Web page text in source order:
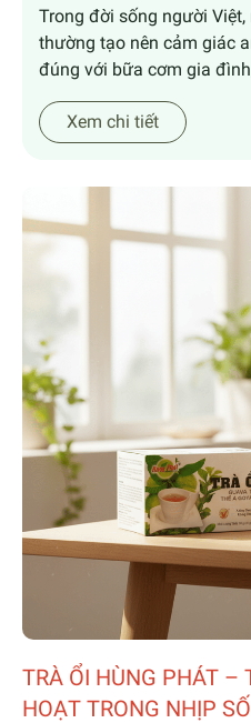
Trong đời sống người
thường tạo nên cảm giác
đúng với bữa cơm gia
Xem chi tiết
TRÀ ỔI HÙNG PHÁT –
HOẠT TRONG NHỊP